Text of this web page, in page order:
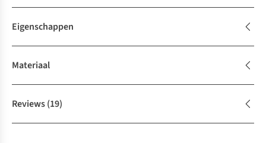
Eigenschappen
Materiaal
Reviews(19)